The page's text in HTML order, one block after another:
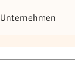
Unternehmen